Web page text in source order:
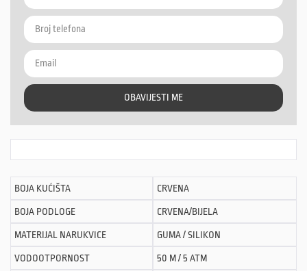
OBAVIJESTI ME
BOJA KUĆIŠTA CRVENA
BOJA PODLOGE CRVENA/BIJELA
MATERIJAL NARUKVICE GUMA / SILIKON
VODOOTPORNOST 50 M / 5 ATM